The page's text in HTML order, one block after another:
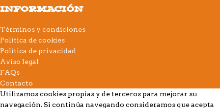
INFORMACIÓN
Términos y condiciones
Política de cookies
Política de privacidad
Aviso legal
FAQs
Contacto
Utilizamos cookies propias y de terceros para mejorar su
navegación. Si continúa navegando consideramos que acepta